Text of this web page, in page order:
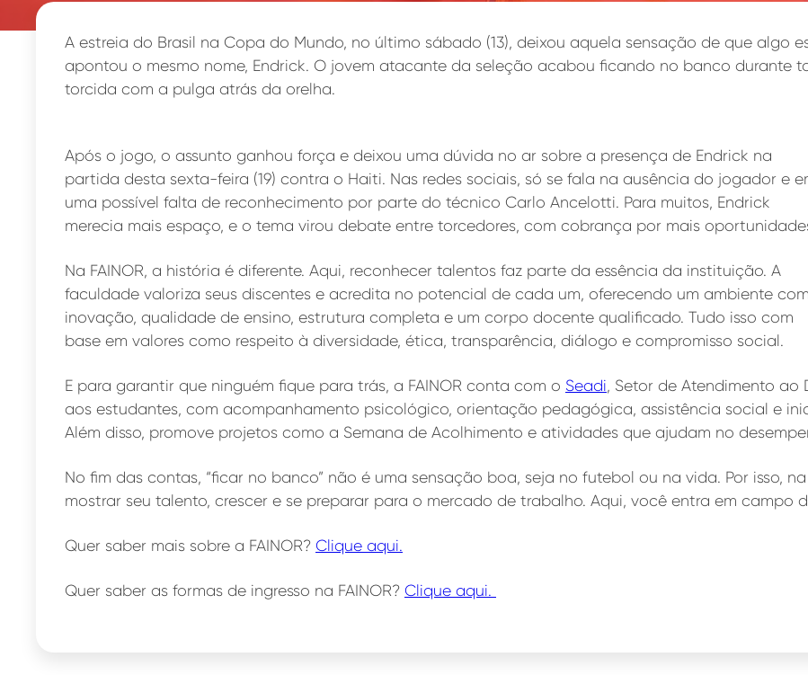
A estreia do Brasil na Copa do Mundo, no último sábado (13), deixou aquela sensação de que algo
apontou o mesmo nome, Endrick. O jovem atacante da seleção acabou ficando no banco durante
torcida com a pulga atrás da orelha.
Após o jogo, o assunto ganhou força e deixou uma dúvida no ar sobre a presença de Endrick na
partida desta sexta-feira (19) contra o Haiti. Nas redes sociais, só se fala na ausência do jogador e
uma possível falta de reconhecimento por parte do técnico Carlo Ancelotti. Para muitos, Endrick
merecia mais espaço, e o tema virou debate entre torcedores, com cobrança por mais
Na FAINOR, a história é diferente. Aqui, reconhecer talentos faz parte da essência da instituição. A
faculdade valoriza seus discentes e acredita no potencial de cada um, oferecendo um ambiente com
inovação, qualidade de ensino, estrutura completa e um corpo docente qualificado. Tudo isso com
base em valores como respeito à diversidade, ética, transparência, diálogo e compromisso social.
E para garantir que ninguém fique para trás, a FAINOR conta com o Seadi, Setor de Atendimento ao
aos estudantes, com acompanhamento psicológico, orientação pedagógica, assistência social e
Além disso, promove projetos como a Semana de Acolhimento e atividades que ajudam no
No fim das contas, “ficar no banco” não é uma sensação boa, seja no futebol ou na vida. Por isso,
mostrar seu talento, crescer e se preparar para o mercado de trabalho. Aqui, você entra em campo
Quer saber mais sobre a FAINOR? Clique aqui.
Quer saber as formas de ingresso na FAINOR? Clique aqui.